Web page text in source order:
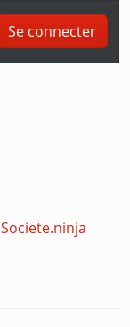
Se connecter
Societe.ninja